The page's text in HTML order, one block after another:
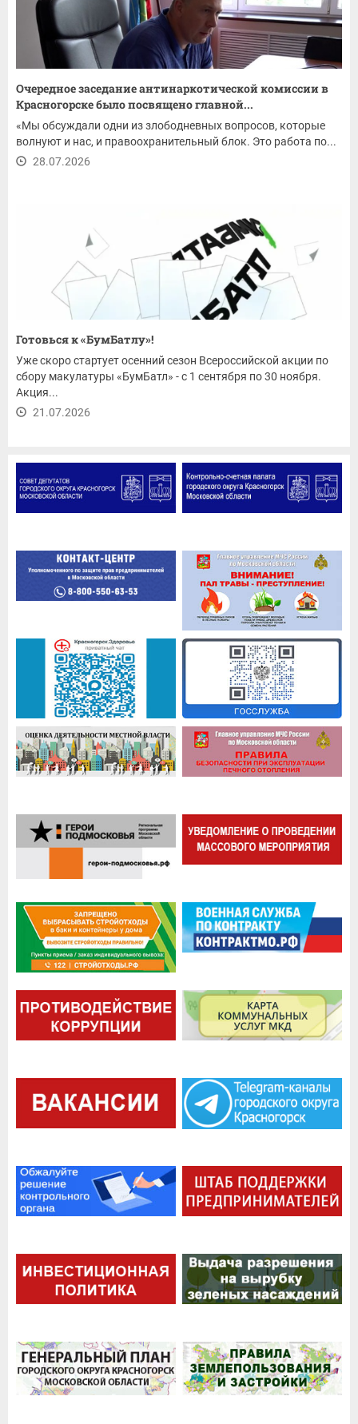
Очередное заседание антинаркотической комиссии в
Красногорске было посвящено главной...
«Мы обсуждали одни из злободневных вопросов, которые
волнуют и нас, и правоохранительный блок. Это работа по...
28.07.2026
Готовься к «БумБатлу»!
Уже скоро стартует осенний сезон Всероссийской акции по
сбору макулатуры «БумБатл» - с 1 сентября по 30 ноября.
Акция...
21.07.2026